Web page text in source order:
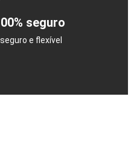
seguro
e flexível